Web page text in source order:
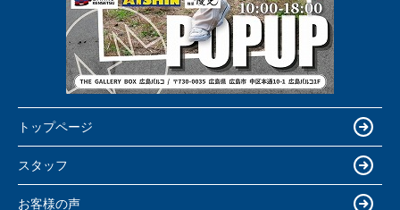
トップページ
スタッフ
お客様の声